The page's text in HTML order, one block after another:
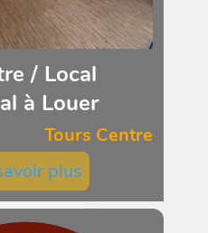
/ Local
à Louer
Tours Centre
plus